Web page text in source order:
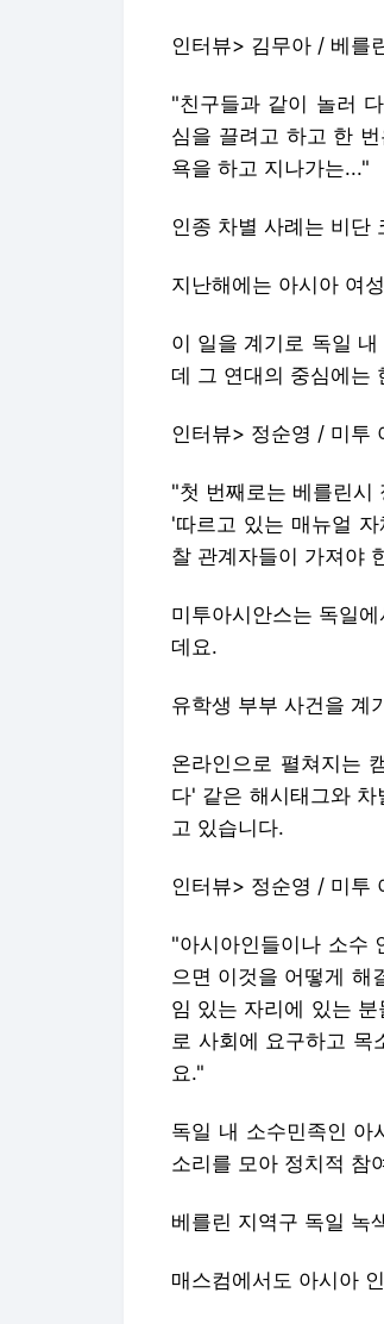
인터뷰> 김무아 / 베를
"친구들과 같이 놀러
심을 끌려고 하고 한
욕을 하고 지나가는..."
인종 차별 사례는 비단
지난해에는 아시아 여
이 일을 계기로 독일
데 그 연대의 중심에는
인터뷰> 정순영 / 미투
"첫 번째로는 베를린시
'따르고 있는 매뉴얼
찰 관계자들이 가져야
미투아시안스는 독일
데요.
유학생 부부 사건을 계
온라인으로 펼쳐지는
다' 같은 해시태그와
고 있습니다.
인터뷰> 정순영 / 미투
"아시아인들이나 소수
으면 이것을 어떻게 해
임 있는 자리에 있는
로 사회에 요구하고 목
요."
독일 내 소수민족인 아
소리를 모아 정치적 참
베를린 지역구 독일 녹
매스컴에서도 아시아